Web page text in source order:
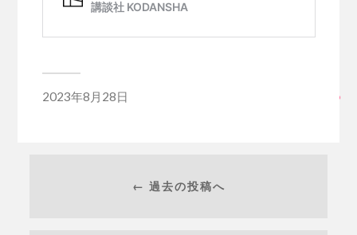
2023年8月28日
← 過去の投稿へ